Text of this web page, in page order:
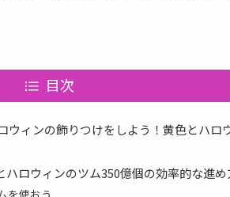
目次
ウィンの飾りつけをしよう！黄色とハロ
ロウィンのツム350億個の効率的な進
を使おう